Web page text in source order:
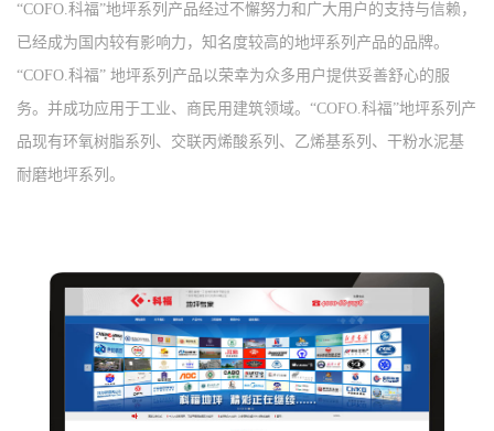
“COFO.科福”地坪系列产品经过不懈努力和广大用户的支持与信赖，
已经成为国内较有影响力，知名度较高的地坪系列产品的品牌。
“COFO.科福” 地坪系列产品以荣幸为众多用户提供妥善舒心的服
务。并成功应用于工业、商民用建筑领域。“COFO.科福”地坪系列产
品现有环氧树脂系列、交联丙烯酸系列、乙烯基系列、干粉水泥基
耐磨地坪系列。